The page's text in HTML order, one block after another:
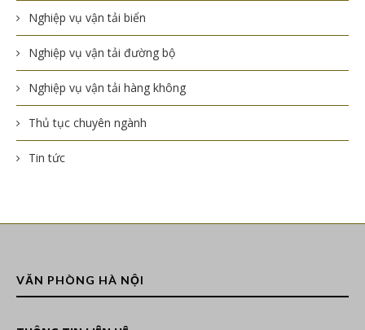
Nghiệp vụ vận tải biển
Nghiệp vụ vận tải đường bộ
Nghiệp vụ vận tải hàng không
Thủ tục chuyên ngành
Tin tức
VĂN PHÒNG HÀ NỘI